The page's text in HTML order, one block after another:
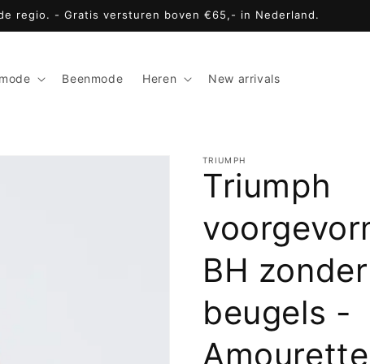
regio. - Gratis versturen boven €65,- in Nederland.
Beenmode Heren New arrivals
TRIUMPH
Triumph
BH zonder
beugels -